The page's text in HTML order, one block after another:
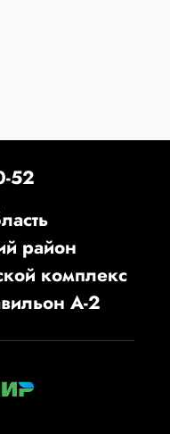
52
район
комплекс
А-2